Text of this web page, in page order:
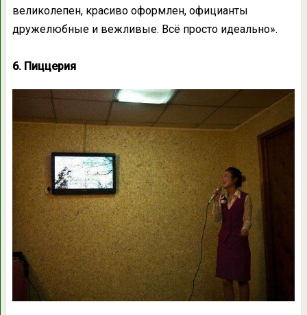
великолепен, красиво оформлен, официанты
дружелюбные и вежливые. Всё просто идеально».
6. Пиццерия